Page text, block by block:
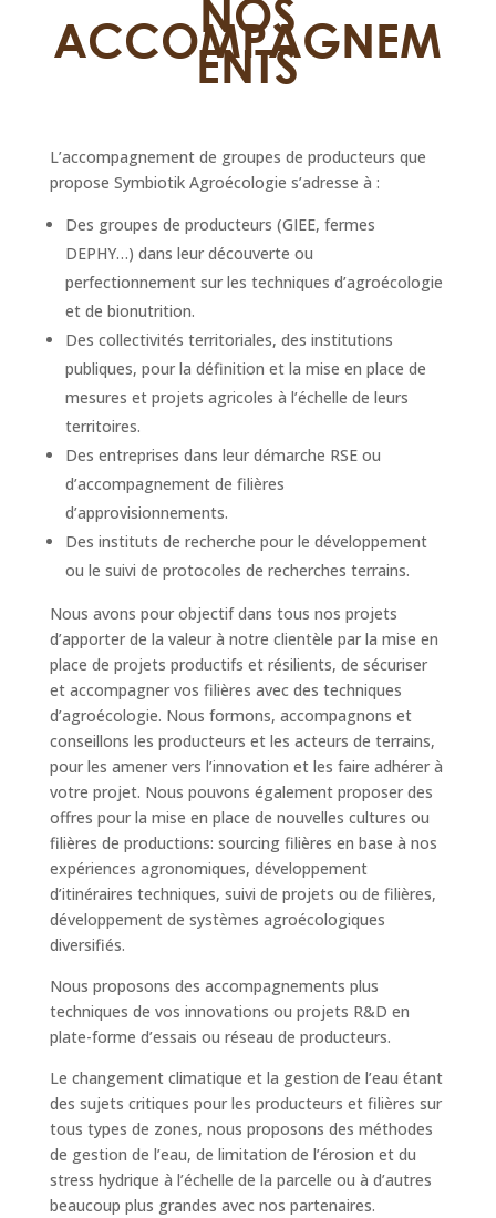
NOS
ACCOMPAGNEM
ENTS
L’accompagnement de groupes de producteurs que
propose Symbiotik Agroécologie s’adresse à :
Des groupes de producteurs (GIEE, fermes
DEPHY…) dans leur découverte ou
perfectionnement sur les techniques d’agroécologie
et de bionutrition.
Des collectivités territoriales, des institutions
publiques, pour la définition et la mise en place de
mesures et projets agricoles à l’échelle de leurs
territoires.
Des entreprises dans leur démarche RSE ou
d’accompagnement de filières
d’approvisionnements.
Des instituts de recherche pour le développement
ou le suivi de protocoles de recherches terrains.
Nous avons pour objectif dans tous nos projets
d’apporter de la valeur à notre clientèle par la mise en
place de projets productifs et résilients, de sécuriser
et accompagner vos filières avec des techniques
d’agroécologie. Nous formons, accompagnons et
conseillons les producteurs et les acteurs de terrains,
pour les amener vers l’innovation et les faire adhérer à
votre projet. Nous pouvons également proposer des
offres pour la mise en place de nouvelles cultures ou
filières de productions: sourcing filières en base à nos
expériences agronomiques, développement
d’itinéraires techniques, suivi de projets ou de filières,
développement de systèmes agroécologiques
diversifiés.
Nous proposons des accompagnements plus
techniques de vos innovations ou projets R&D en
plate-forme d’essais ou réseau de producteurs.
Le changement climatique et la gestion de l’eau étant
des sujets critiques pour les producteurs et filières sur
tous types de zones, nous proposons des méthodes
de gestion de l’eau, de limitation de l’érosion et du
stress hydrique à l’échelle de la parcelle ou à d’autres
beaucoup plus grandes avec nos partenaires.